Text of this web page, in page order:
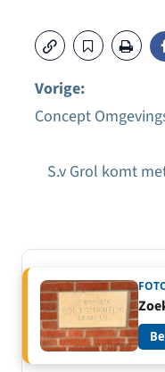
Bericht
navigatie
Vorige:
Concept
S.v Grol komt